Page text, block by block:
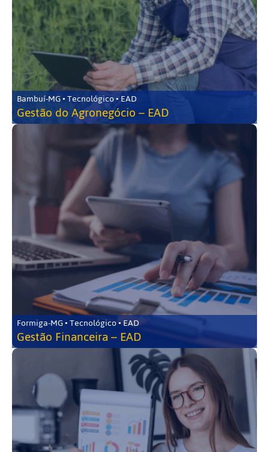
Bambuí-MG • Tecnológico • EAD
Gestão do Agronegócio – EAD
Formiga-MG • Tecnológico • EAD
Gestão Financeira – EAD